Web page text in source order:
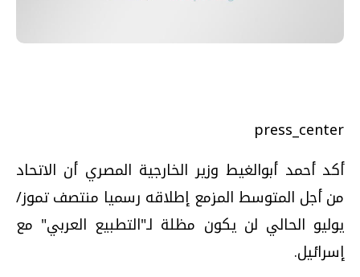
press_center
أكد أحمد أبوالغيط وزير الخارجية المصري أن الاتحاد
من أجل المتوسط المزمع إطلاقه رسميا منتصف تموز/
يوليو الحالي لن يكون مظلة لـ"التطبيع العربي" مع
إسرائيل.